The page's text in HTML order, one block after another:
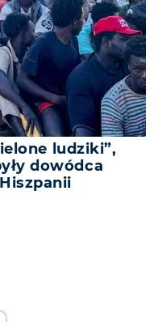
ludziki”,
dowódca